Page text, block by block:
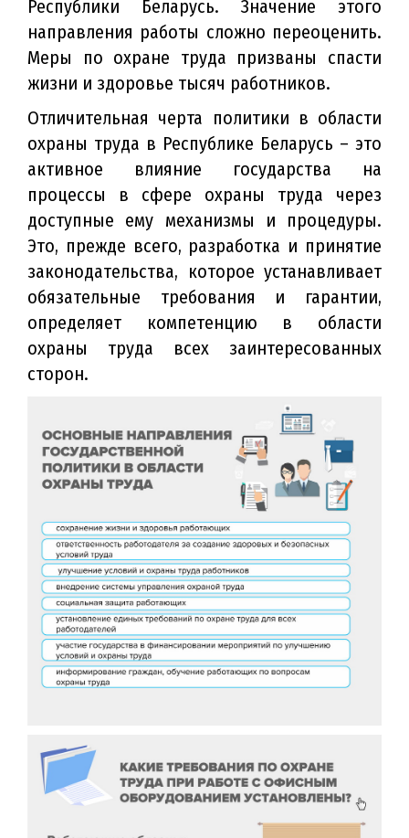
Республики Беларусь. Значение этого
направления работы сложно переоценить.
Меры по охране труда призваны спасти
жизни и здоровье тысяч работников.
Отличительная черта политики в области
охраны труда в Республике Беларусь – это
активное влияние государства на
процессы в сфере охраны труда через
доступные ему механизмы и процедуры.
Это, прежде всего, разработка и принятие
законодательства, которое устанавливает
обязательные требования и гарантии,
определяет компетенцию в области
охраны труда всех заинтересованных
сторон.